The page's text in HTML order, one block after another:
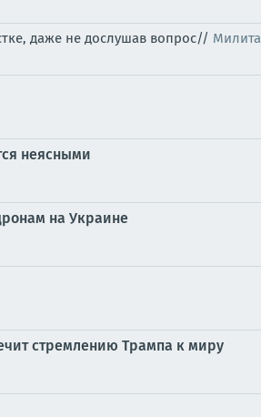
даже не дослушав вопрос//
неясными
на Украине
стремлению Трампа к миру